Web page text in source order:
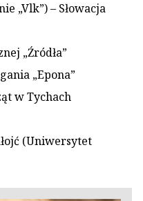
„Vlk”) – Słowacja
„Źródła”
„Epona”
w Tychach
(Uniwersytet